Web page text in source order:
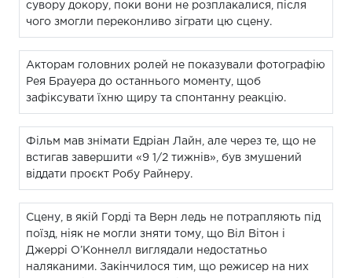
сувору докору, поки вони не розплакалися, після
чого змогли переконливо зіграти цю сцену.
Акторам головних ролей не показували фотографію
Рея Брауера до останнього моменту, щоб
зафіксувати їхню щиру та спонтанну реакцію.
Фільм мав знімати Едріан Лайн, але через те, що не
встигав завершити «9 1/2 тижнів», був змушений
віддати проєкт Робу Райнеру.
Сцену, в якій Горді та Верн ледь не потрапляють під
поїзд, ніяк не могли зняти тому, що Віл Вітон і
Джеррі О’Коннелл виглядали недостатньо
наляканими. Закінчилося тим, що режисер на них